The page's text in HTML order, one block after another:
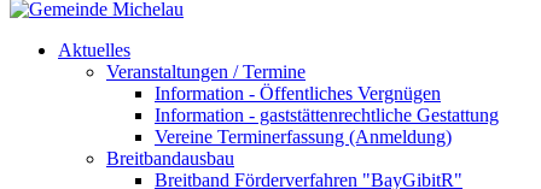
Aktuelles
Veranstaltungen / Termine
Information - Öffentliches Vergnügen
Information - gaststättenrechtliche Gestattung
Vereine Terminerfassung (Anmeldung)
Breitbandausbau
Breitband Förderverfahren "BayGibitR"